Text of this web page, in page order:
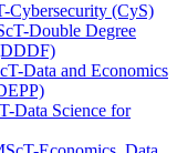
Cybersecurity (CyS)
Double Degree
Data and Economics
Data Science for